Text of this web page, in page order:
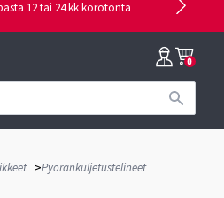
12 tai 24 kk korotonta
0
>Pyöränkuljetustelineet